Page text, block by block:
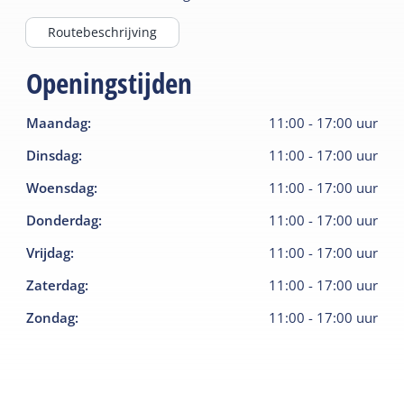
Multifunctionele belevingszaal
De grote belevingszaal biedt ruimte aan wisselende
driedimensionale projecties over de geschiedenis,
cultuur en natuur van Terschelling en de
ruimte gebruikt voor congressen, lezingen,
voorstellingen en andere bijeenkomsten.
De Tonnenloods is een plek waar verwondering,
kennis en ontmoeting samenkomen. Een plek die
bezoekers inspireert om de Waddenzee en
Routebeschrijving
Openingstijden
Maandag: 11:00 - 17:00 uur
Dinsdag: 11:00 - 17:00 uur
Woensdag: 11:00 - 17:00 uur
Donderdag: 11:00 - 17:00 uur
Vrijdag: 11:00 - 17:00 uur
Zaterdag: 11:00 - 17:00 uur
Zondag: 11:00 - 17:00 uur